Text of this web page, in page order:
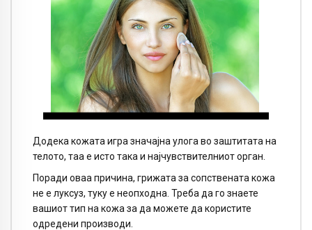
Додека кожата игра значајна улога во заштитата на
телото, таа е исто така и најчувствителниот орган.
Поради оваа причина, грижата за сопствената кожа
не е луксуз, туку е неопходна. Треба да го знаете
вашиот тип на кожа за да можете да користите
одредени производи.